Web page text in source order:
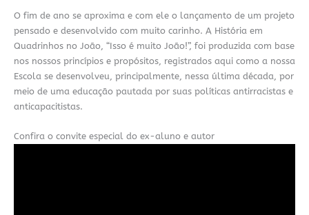
O fim de ano se aproxima e com ele o lançamento de um projeto
pensado e desenvolvido com muito carinho. A História em
Quadrinhos no João, “Isso é muito João!”, foi produzida com base
nos nossos princípios e propósitos, registrados aqui como a nossa
Escola se desenvolveu, principalmente, nessa última década, por
meio de uma educação pautada por suas políticas antirracistas e
anticapacitistas.
Confira o convite especial do ex-aluno e autor